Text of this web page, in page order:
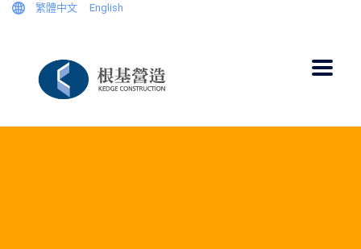
繁體中文 English